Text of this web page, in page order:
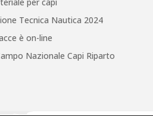
Tecnica Nautica 2024
è on-line
Nazionale Capi Riparto